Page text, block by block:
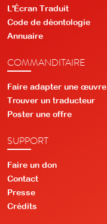
L'Écran Traduit
Code de déontologie
Annuaire
COMMANDITAIRE
Faire adapter une œuvre
Trouver un traducteur
Poster une offre
SUPPORT
Faire un don
Contact
Presse
Crédits